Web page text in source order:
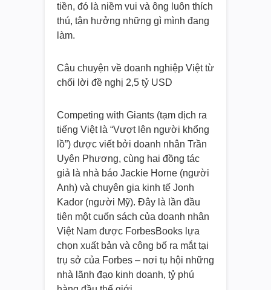
tiền, đó là niềm vui và ông luôn thích
thú, tận hưởng những gì mình đang
làm.
Câu chuyện về doanh nghiệp Việt từ
chối lời đề nghị 2,5 tỷ USD
Competing with Giants (tạm dịch ra
tiếng Việt là “Vượt lên người khổng
lồ”) được viết bởi doanh nhân Trần
Uyên Phương, cùng hai đồng tác
giả là nhà báo Jackie Horne (người
Anh) và chuyên gia kinh tế Jonh
Kador (người Mỹ). Đây là lần đầu
tiên một cuốn sách của doanh nhân
Việt Nam được ForbesBooks lựa
chọn xuất bản và công bố ra mắt tại
trụ sở của Forbes – nơi tụ hội những
nhà lãnh đạo kinh doanh, tỷ phú